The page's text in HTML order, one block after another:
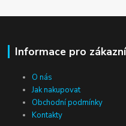
Informace pro
O nás
Jak nakupovat
Obchodní podmínky
Kontakty